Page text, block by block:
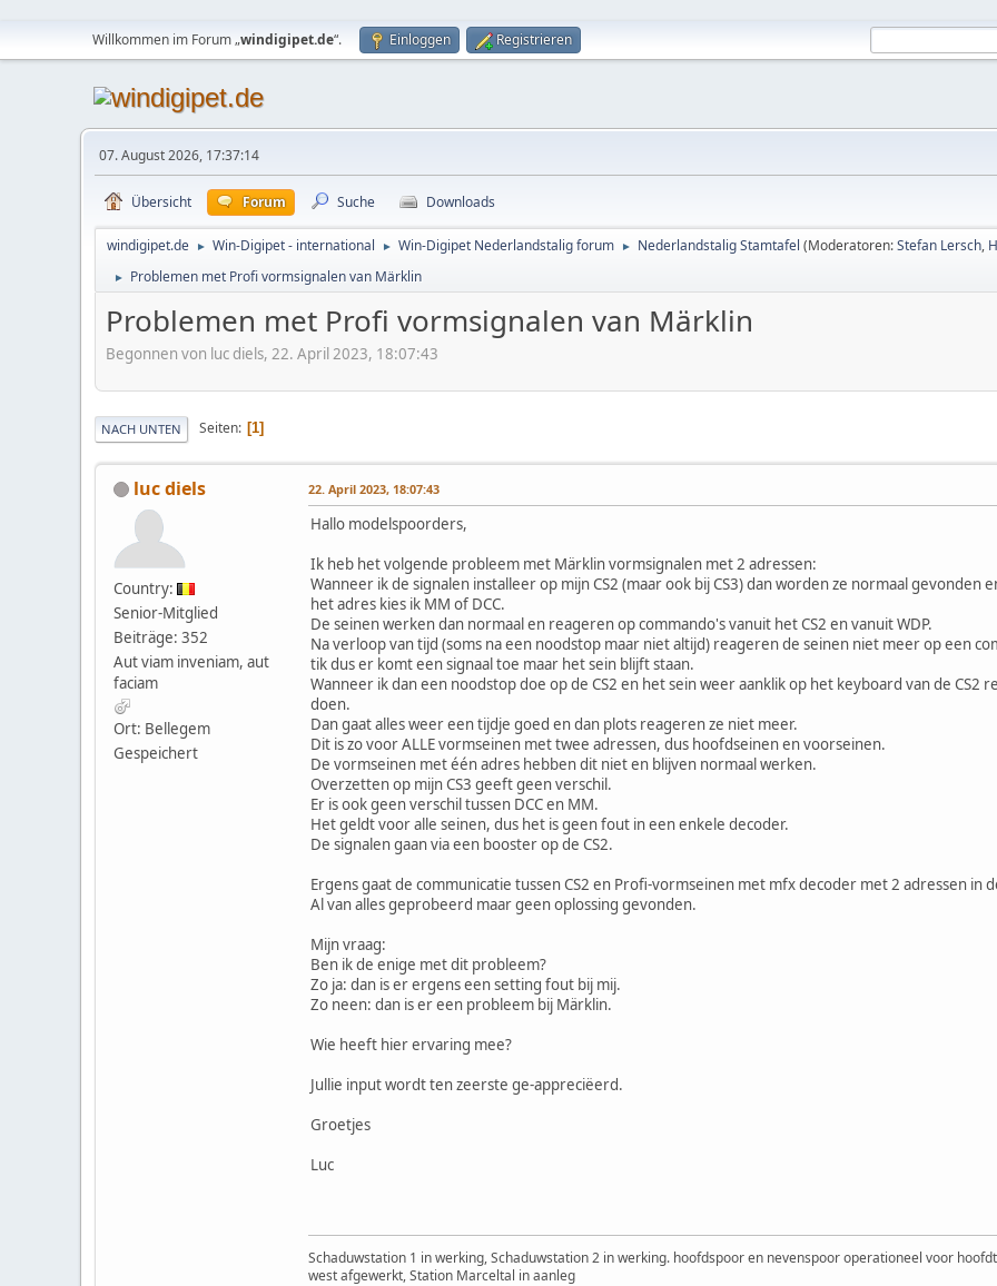
Willkommen im Forum „windigipet.de“. Einloggen Registrieren
07. August 2026, 17:37:14
Übersicht Forum Suche Downloads
windigipet.de ► Win-Digipet - international ► Win-Digipet Nederlandstalig forum ► Nederlandstalig Stamtafel (Moderatoren:Stefan Lersch,
► Problemen met Profi vormsignalen van Märklin
Problemen met Profi vormsignalen van Märklin
Begonnen von luc diels, 22. April 2023, 18:07:43
NACH UNTEN Seiten 1
luc diels
Country:
Senior-Mitglied
Beiträge: 352
Aut viam inveniam, aut
faciam
Ort: Bellegem
Gespeichert
22. April 2023, 18:07:43
Hallo modelspoorders,
Ik heb het volgende probleem met Märklin vormsignalen met 2 adressen:
Wanneer ik de signalen installeer op mijn CS2 (maar ook bij CS3) dan worden ze normaal gevonden
het adres kies ik MM of DCC.
De seinen werken dan normaal en reageren op commando's vanuit het CS2 en vanuit WDP.
Na verloop van tijd (soms na een noodstop maar niet altijd) reageren de seinen niet meer op een
tik dus er komt een signaal toe maar het sein blijft staan.
Wanneer ik dan een noodstop doe op de CS2 en het sein weer aanklik op het keyboard van de
doen.
Dan gaat alles weer een tijdje goed en dan plots reageren ze niet meer.
Dit is zo voor ALLE vormseinen met twee adressen, dus hoofdseinen en voorseinen.
De vormseinen met één adres hebben dit niet en blijven normaal werken.
Overzetten op mijn CS3 geeft geen verschil.
Er is ook geen verschil tussen DCC en MM.
Het geldt voor alle seinen, dus het is geen fout in een enkele decoder.
De signalen gaan via een booster op de CS2.
Ergens gaat de communicatie tussen CS2 en Profi-vormseinen met mfx decoder met 2 adressen in
Al van alles geprobeerd maar geen oplossing gevonden.
Mijn vraag:
Ben ik de enige met dit probleem?
Zo ja: dan is er ergens een setting fout bij mij.
Zo neen: dan is er een probleem bij Märklin.
Wie heeft hier ervaring mee?
Jullie input wordt ten zeerste ge-appreciëerd.
Groetjes
Luc
Schaduwstation 1 in werking, Schaduwstation 2 in werking. hoofdspoor en nevenspoor operationeel voor
west afgewerkt, Station Marceltal in aanleg